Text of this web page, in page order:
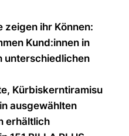
ihr Können:
Kund:innen in
unterschiedlichen
Kürbiskerntiramisu
ausgewählten
erhältlich